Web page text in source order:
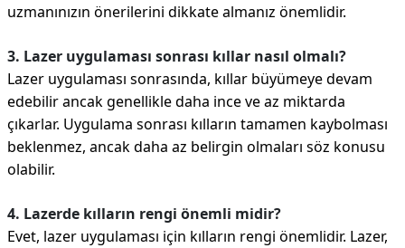
uzmanınızın önerilerini dikkate almanız önemlidir.
3. Lazer uygulaması sonrası kıllar nasıl olmalı?
Lazer uygulaması sonrasında, kıllar büyümeye devam
edebilir ancak genellikle daha ince ve az miktarda
çıkarlar. Uygulama sonrası kılların tamamen kaybolması
beklenmez, ancak daha az belirgin olmaları söz konusu
olabilir.
4. Lazerde kılların rengi önemli midir?
Evet, lazer uygulaması için kılların rengi önemlidir. Lazer,